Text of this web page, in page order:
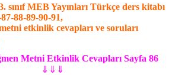
sınıf MEB Yayınları Türkçe ders kitabı
88-89-90-91,
etkinlik cevapları ve soruları
Metni Etkinlik Cevapları Sayfa 86
⇓⇓⇓